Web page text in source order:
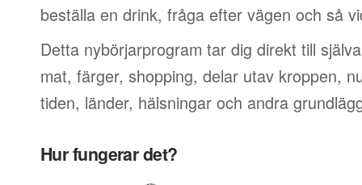
beställa en drink, fråga efter vägen och så
Detta nybörjarprogram tar dig direkt till
mat, färger, shopping, delar utav kroppen,
tiden, länder, hälsningar och andra
Hur fungerar det?